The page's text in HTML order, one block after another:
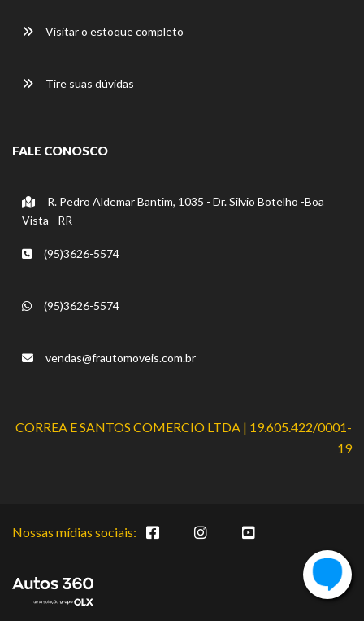
Visitar o estoque completo
Tire suas dúvidas
FALE CONOSCO
R. Pedro Aldemar Bantim, 1035 - Dr. Silvio Botelho -Boa
Vista - RR
(95)3626-5574
(95)3626-5574
vendas@frautomoveis.com.br
CORREA E SANTOS COMERCIO LTDA | 19.605.422/0001-
19
Nossas mídias sociais: